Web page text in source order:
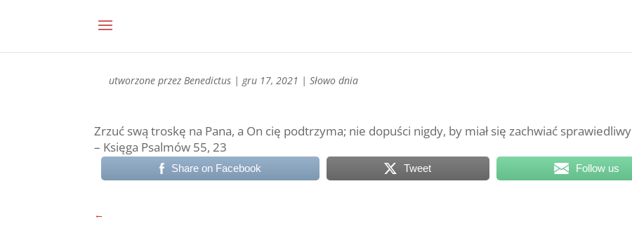
utworzone przezBenedictus |gru 17, 2021 |Słowo dnia
Zrzuć swą troskę na Pana, a On cię podtrzyma; nie dopuści nigdy, by miał się zachwiać sprawiedliwy
– Księga Psalmów 55, 23
Share on Facebook Tweet Follow us
←